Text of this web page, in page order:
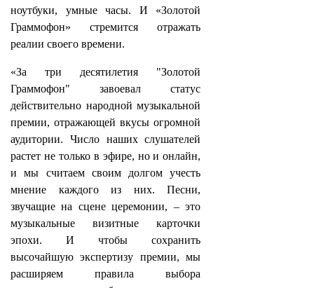
ноутбуки, умные часы. И «Золотой
Граммофон» стремится отражать
реалии своего времени.
«За три десятилетия "Золотой
Граммофон" завоевал статус
действительно народной музыкальной
премии, отражающей вкусы огромной
аудитории. Число наших слушателей
растет не только в эфире, но и онлайн,
и мы считаем своим долгом учесть
мнение каждого из них. Песни,
звучащие на сцене церемонии, – это
музыкальные визитные карточки
эпохи. И чтобы сохранить
высочайшую экспертизу премии, мы
расширяем правила выбора